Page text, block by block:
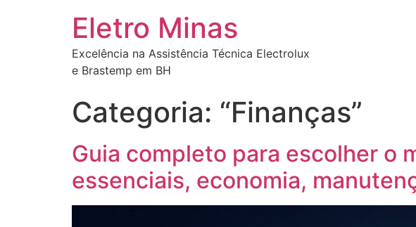
Eletro Minas
Excelência na Assistência Técnica Electrolux
e Brastemp em BH
Categoria: “Finanças”
Guia completo para escolher o
essenciais, economia,